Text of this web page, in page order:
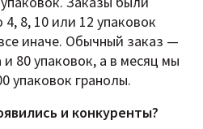
8, 10 или 12 упаковок
иначе. Обычный заказ —
80 упаковок, а в месяц мы
упаковок гранолы.
и конкуренты?